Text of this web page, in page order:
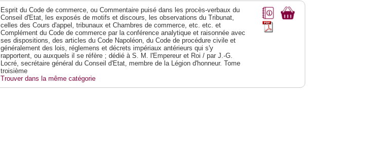
Esprit du Code de commerce, ou Commentaire puisé dans les procès-verbaux du
Conseil d'Etat, les exposés de motifs et discours, les observations du Tribunat,
celles des Cours d'appel, tribunaux et Chambres de commerce, etc. etc. et
Complément du Code de commerce par la conférence analytique et raisonnée avec
ses dispositions, des articles du Code Napoléon, du Code de procédure civile et
généralement des lois, réglemens et décrets impériaux antérieurs qui s'y
rapportent, ou auxquels il se réfère ; dédié à S. M. l'Empereur et Roi / par J.-G.
Locré, secrétaire général du Conseil d'Etat, membre de la Légion d'honneur. Tome
troisième
Trouver dans la même catégorie